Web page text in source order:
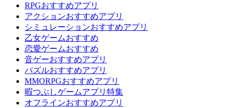
RPGおすすめアプリ
アクションおすすめアプリ
シミュレーションおすすめアプリ
乙女ゲームおすすめ
恋愛ゲームおすすめ
音ゲーおすすめアプリ
パズルおすすめアプリ
MMORPGおすすめアプリ
暇つぶしゲームアプリ特集
オフラインおすすめアプリ